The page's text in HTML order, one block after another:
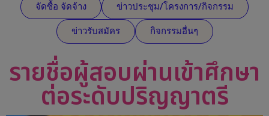
จัดซื้อ จัดจ้าง ข่าวประชุม/โครงการ/กิจกรรม
ข่าวรับสมัคร กิจกรรมอื่นๆ
รายชื่อผู้สอบผ่านเข้าศึกษา
ต่อระดับปริญญาตรี